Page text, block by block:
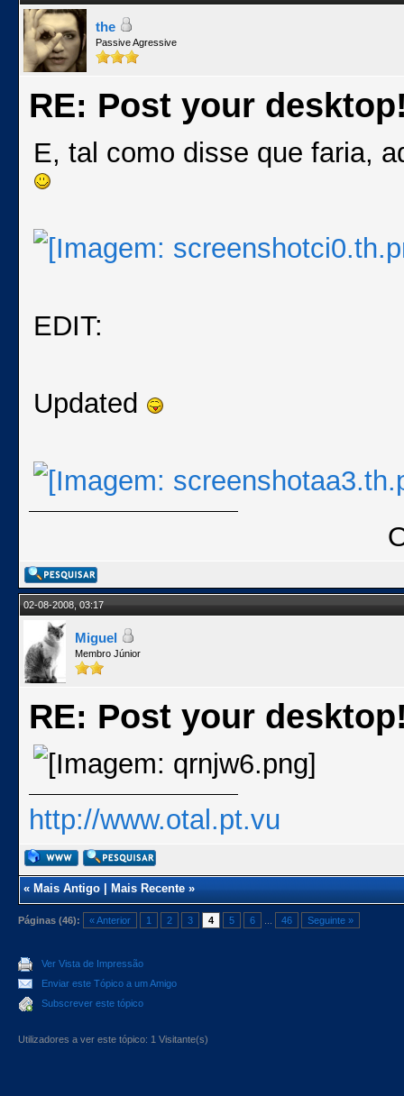
the
Passive Agressive
RE: Post your
E, tal como disse que faria,
EDIT:
Updated
02-08-2008, 03:17
Miguel
Membro Júnior
RE: Post your
http://www.otal.pt.vu
«Mais Antigo|Mais Recente»
Páginas (46): « Anterior 1 2 3 4 5 6 46 Seguinte »
Ver Vista de Impressão
Enviar este Tópico a um Amigo
Subscrever este tópico
Utilizadores a ver este tópico: 1 Visitante(s)